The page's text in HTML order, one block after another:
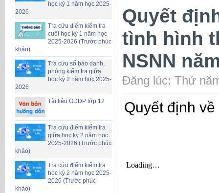
học kỳ 1 năm học 2025-
2026
Tra cứu điểm kiểm tra
cuối học kỳ 1 năm học
2025-2026 (Trước phúc
khảo)
Tra cứu số báo danh,
phòng kiểm tra giữa
học kỳ 2 năm học 2025-
2026
Tài liệu GDĐP lớp 12
Tra cứu điểm kiểm tra
giữa học kỳ 2 năm học
2025-2026 (Trước phúc
khảo)
Tra cứu điểm kiểm tra
học kỳ 2 năm học 2025-
2026 (Trước phúc
khảo)
Quyết
tình hình
NSNN
Đăng lúc: Thứ
Quyết định